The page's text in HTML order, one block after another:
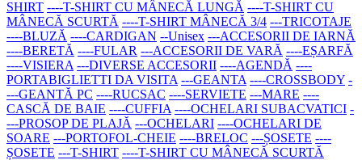
SHIRT ----T-SHIRT CU MÂNECĂ LUNGĂ ----T-SHIRT CU
MÂNECĂ SCURTĂ ----T-SHIRT MÂNECĂ 3/4 ---TRICOTAJE
----BLUZĂ ----CARDIGAN --Unisex ---ACCESORII DE IARNĂ
----BERETĂ ----FULAR ---ACCESORII DE VARĂ ----EȘARFĂ
----VISIERA ---DIVERSE ACCESORII ----AGENDĂ ----
PORTABIGLIETTI DA VISITA ---GEANTA ----CROSSBODY -
---GEANTĂ PC ----RUCSAC ----SERVIETE ---MARE ----
CASCĂ DE BAIE ----CUFFIA ----OCHELARI SUBACVATICI -
---PROSOP DE PLAJĂ ---OCHELARI ----OCHELARI DE
SOARE ---PORTOFOL-CHEIE ----BRELOC ---ȘOSETE ----
ȘOSETE ---T-SHIRT ----T-SHIRT CU MÂNECĂ SCURTĂ